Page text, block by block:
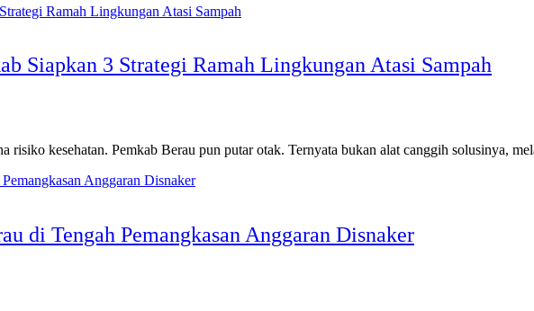
Siapkan 3 Strategi Ramah Lingkungan Atasi Sampah
risiko kesehatan. Pemkab Berau pun putar otak. Ternyata bukan alat canggih solusinya,
di Tengah Pemangkasan Anggaran Disnaker